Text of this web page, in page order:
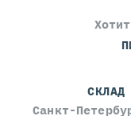
СКЛАД
Санкт-